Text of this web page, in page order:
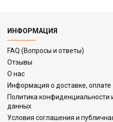
ИНФОРМАЦИЯ
FAQ (Вопросы и ответы)
Отзывы
О нас
Информация о доставке, оплате
Политика конфиденциальности
данных
Условия соглашения и